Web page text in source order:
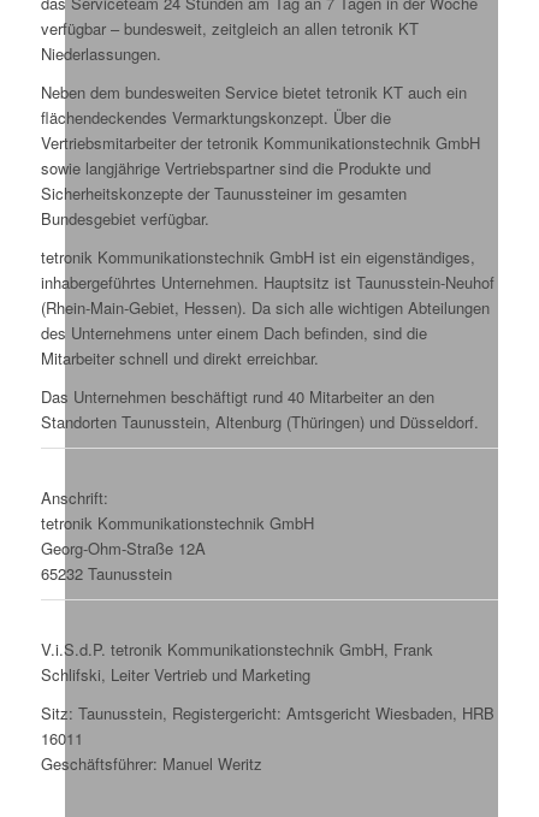
verfügbar – bundesweit, zeitgleich an allen tetronik KT
Niederlassungen.
Neben dem bundesweiten Service bietet tetronik KT auch ein
flächendeckendes Vermarktungskonzept. Über die
Vertriebsmitarbeiter der tetronik Kommunikationstechnik GmbH
sowie langjährige Vertriebspartner sind die Produkte und
Sicherheitskonzepte der Taunussteiner im gesamten
Bundesgebiet verfügbar.
tetronik Kommunikationstechnik GmbH ist ein eigenständiges,
inhabergeführtes Unternehmen. Hauptsitz ist Taunusstein-Neuhof
(Rhein-Main-Gebiet, Hessen). Da sich alle wichtigen Abteilungen
des Unternehmens unter einem Dach befinden, sind die
Mitarbeiter schnell und direkt erreichbar.
Das Unternehmen beschäftigt rund 40 Mitarbeiter an den
Standorten Taunusstein, Altenburg (Thüringen) und Düsseldorf.
Anschrift:
tetronik Kommunikationstechnik GmbH
Georg-Ohm-Straße 12A
65232 Taunusstein
V.i.S.d.P. tetronik Kommunikationstechnik GmbH, Frank
Schlifski, Leiter Vertrieb und Marketing
Sitz: Taunusstein, Registergericht: Amtsgericht Wiesbaden, HRB
16011
Geschäftsführer: Manuel Weritz